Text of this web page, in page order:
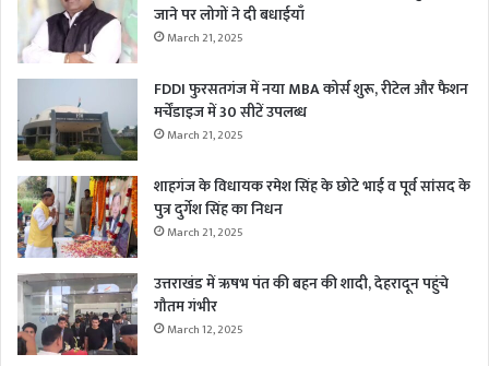
जाने पर लोगों ने दी बधाईयाँ
March 21, 2025
FDDI फुरसतगंज में नया MBA कोर्स शुरू, रीटेल और फैशन
मर्चेंडाइज में 30 सीटें उपलब्ध
March 21, 2025
शाहगंज के विधायक रमेश सिंह के छोटे भाई व पूर्व सांसद के
पुत्र दुर्गेश सिंह का निधन
March 21, 2025
उत्तराखंड में ऋषभ पंत की बहन की शादी, देहरादून पहुंचे
गौतम गंभीर
March 12, 2025